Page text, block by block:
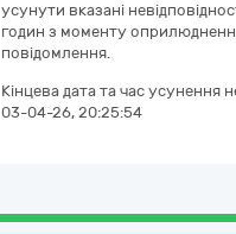
усунути вказані
годин з моменту
повідомлення.
Кінцева дата та час усунення
03-04-26, 20:25:54